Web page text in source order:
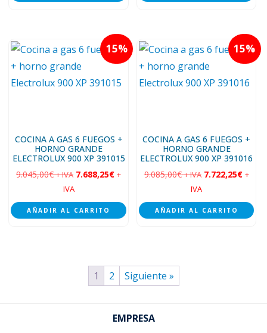
15
COCINA A GAS 6 FUEGOS +
HORNO GRANDE
ELECTROLUX 900 XP 391015
9.045,00€ + IVA 7.688,25€ +
IVA
AÑADIR AL CARRITO
15
COCINA A GAS 6 FUEGOS +
HORNO GRANDE
ELECTROLUX 900 XP 391016
9.085,00€ + IVA 7.722,25€ +
IVA
AÑADIR AL CARRITO
1 2 Siguiente »
EMPRESA